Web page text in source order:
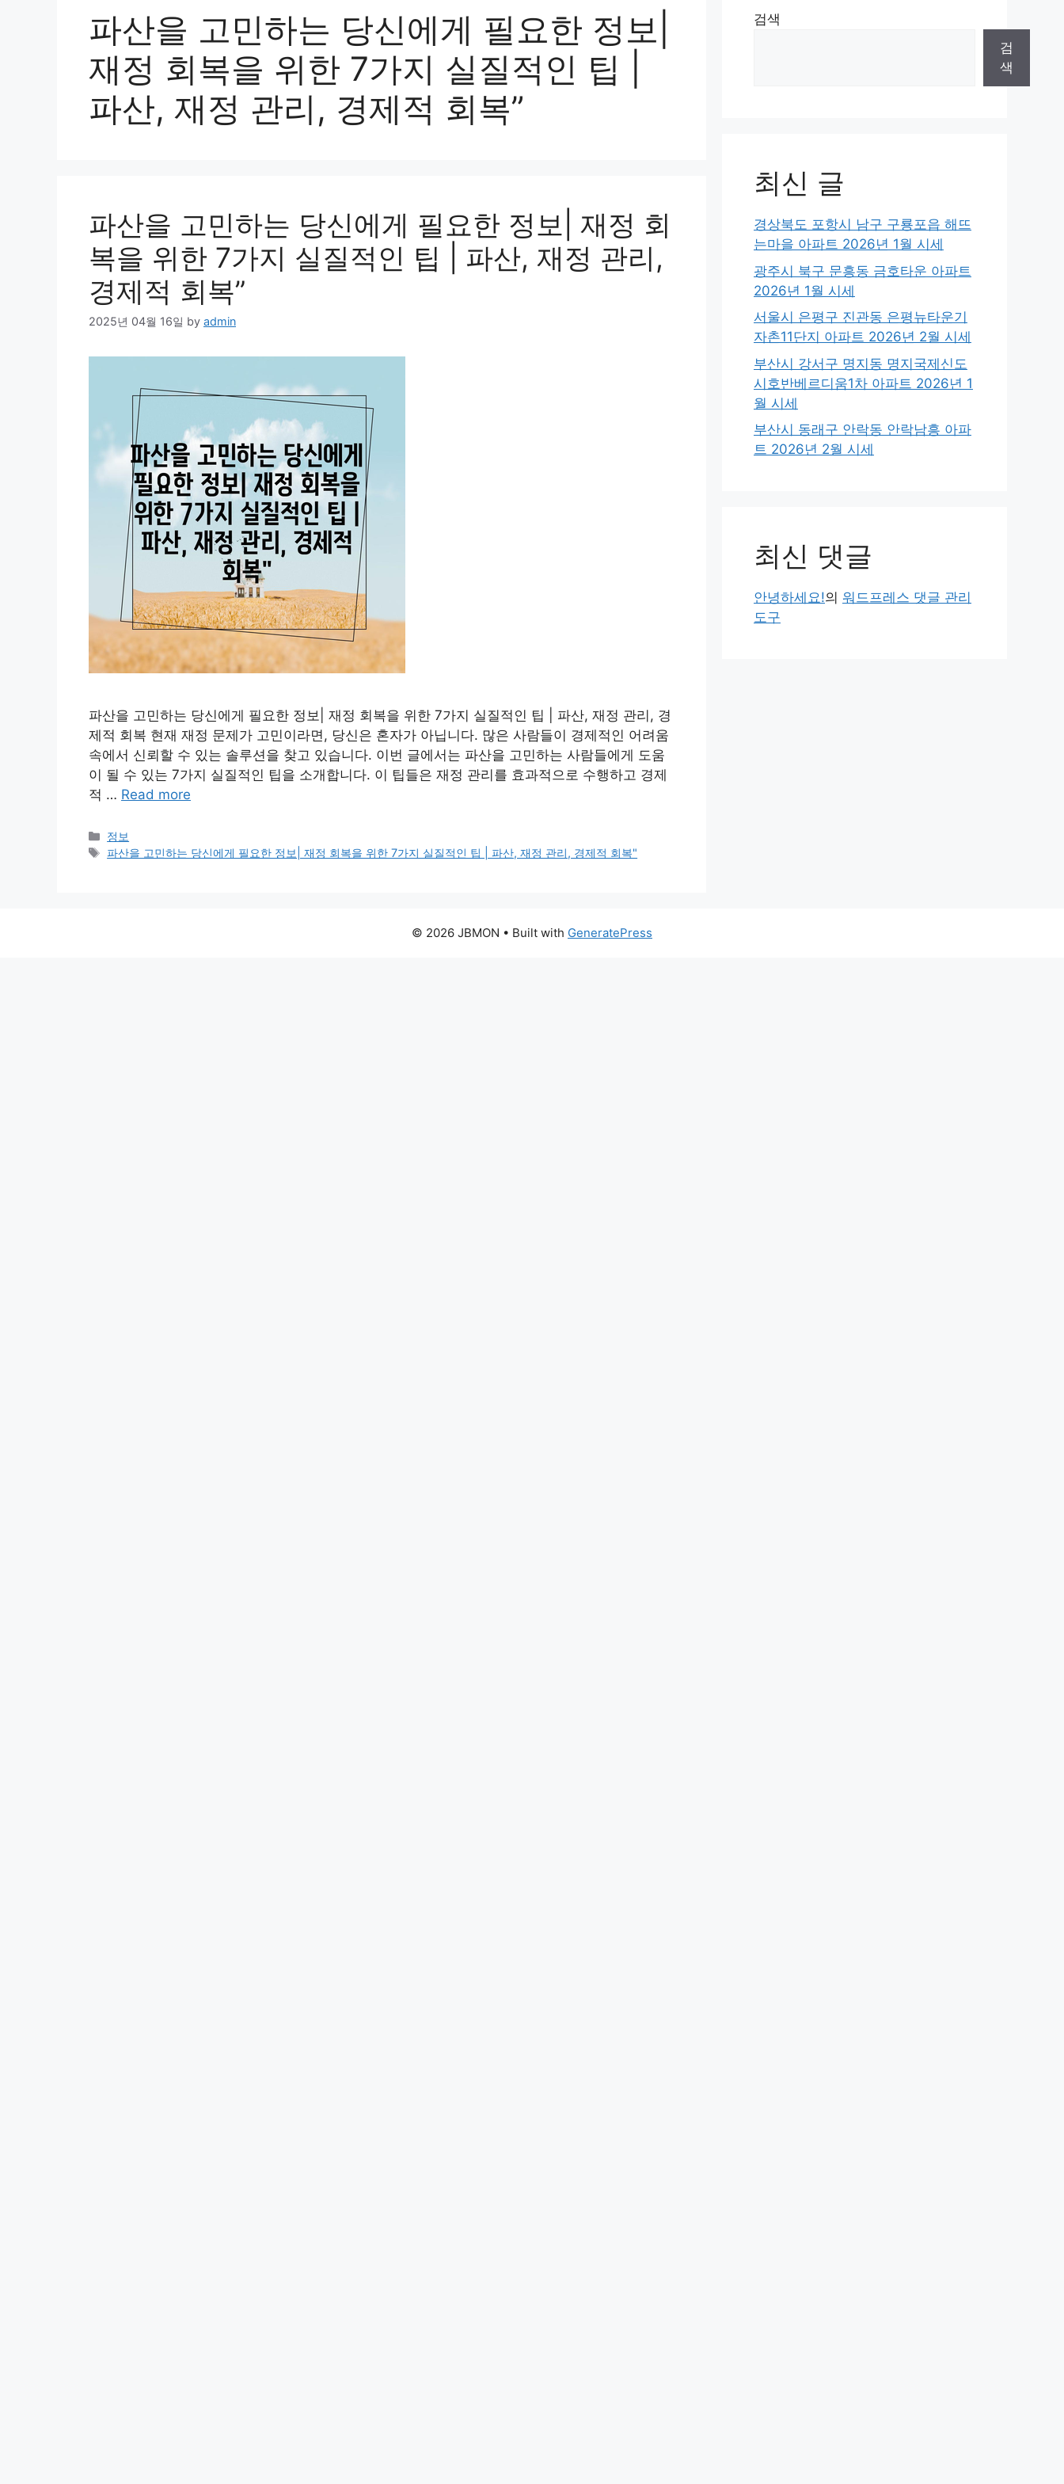
파산을 고민하는 당신에게 필요한 정보|
재정 회복을 위한 7가지 실질적인 팁 |
파산, 재정 관리, 경제적 회복”
파산을 고민하는 당신에게 필요한 정보| 재정 회
복을 위한 7가지 실질적인 팁 | 파산, 재정 관리,
경제적 회복”
2025년 04월 16일 by admin
파산을 고민하는 당신에게 필요한 정보| 재정 회복을 위한 7가지 실질적인 팁 | 파산, 재정 관리, 경
제적 회복 현재 재정 문제가 고민이라면, 당신은 혼자가 아닙니다. 많은 사람들이 경제적인 어려움
속에서 신뢰할 수 있는 솔루션을 찾고 있습니다. 이번 글에서는 파산을 고민하는 사람들에게 도움
이 될 수 있는 7가지 실질적인 팁을 소개합니다. 이 팁들은 재정 관리를 효과적으로 수행하고 경제
적 … Read more
Categories
정보
Tags
파산을 고민하는 당신에게 필요한 정보| 재정 회복을 위한 7가지 실질적인 팁 | 파산, 재정 관리, 경제적 회복"
검색
검
색
최신 글
경상북도 포항시 남구 구룡포읍 해뜨
는마을 아파트 2026년 1월 시세
광주시 북구 문흥동 금호타운 아파트
2026년 1월 시세
서울시 은평구 진관동 은평뉴타운기
자촌11단지 아파트 2026년 2월 시세
부산시 강서구 명지동 명지국제신도
시호반베르디움1차 아파트 2026년 1
월 시세
부산시 동래구 안락동 안락남흥 아파
트 2026년 2월 시세
최신 댓글
안녕하세요!의 워드프레스 댓글 관리
도구
© 2026 JBMON • Built with GeneratePress